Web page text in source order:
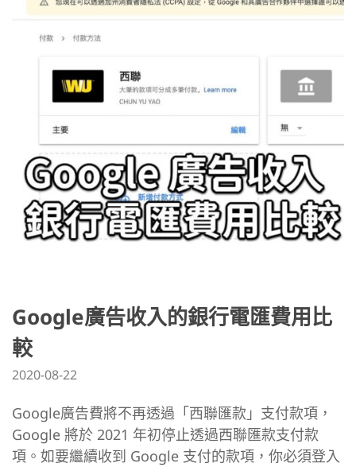
Google廣告收入的銀行電匯費用比
較
2020-08-22
Google廣告費將不再透過「西聯匯款」支付款項，
Google 將於 2021 年初停止透過西聯匯款支付款
項。如要繼續收到 Google 支付的款項，你必須登入